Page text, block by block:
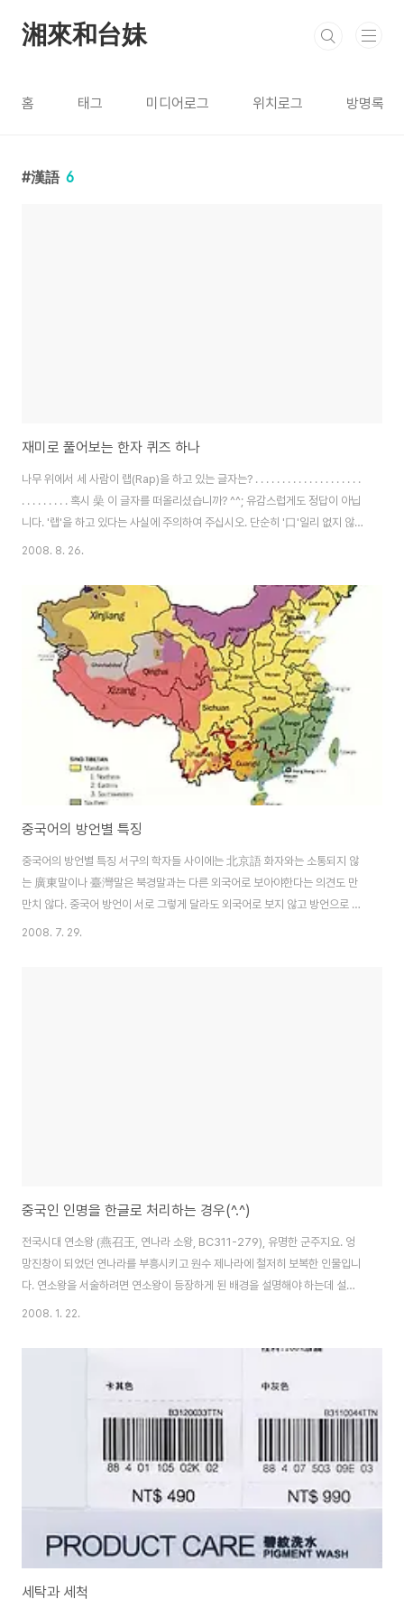
湘來和台妹
홈 태그 미디어로그 위치로그 방명록
漢語 6
재미로 풀어보는 한자 퀴즈 하나
나무 위에서 세 사람이 랩(Rap)을 하고 있는 글자는? . . . . . . . . . . . . . . . . . . . .
. . . . . . . . . 혹시 喿 이 글자를 떠올리셨습니까? ^^; 유감스럽게도 정답이 아닙
니다. '랩'을 하고 있다는 사실에 주의하여 주십시오. 단순히 '口'일리 없지 않습
니까? 한 가지 힌트를 드린다면... 중국어 발음으로 생각을 해보셔야 답이 나온
심사숙고를! . . . . . . . . . . . 좌절하지 마십시오! 사실 간단한 문제입니다! . . . . . .
. . . . . . . . . . . . . . 정답 발표! 桑 나무 위에서 "又[you4]! ..
2008. 8. 26.
중국어의 방언별 특징
중국어의 방언별 특징 서구의 학자들 사이에는 北京語 화자와는 소통되지 않
는 廣東말이나 臺灣말은 북경말과는 다른 외국어로 보아야한다는 의견도 만
만치 않다. 중국어 방언이 서로 그렇게 달라도 외국어로 보지 않고 방언으로 보
는 주요한 이유는 우선 정치적으로 중국이라는 통일체를 지속해온 지 오래되었
2008. 7. 29.
중국인 인명을 한글로 처리하는 경우(^.^)
전국시대 연소왕 (燕召王, 연나라 소왕, BC311-279), 유명한 군주지요. 엉
망진창이 되었던 연나라를 부흥시키고 원수 제나라에 철저히 보복한 인물입니
다. 연소왕을 서술하려면 연소왕이 등장하게 된 배경을 설명해야 하는데 설명
하는 가운데 조금 처리하기가 난감한 인명이 등장합니다. 다음 인용문을 보시
임금 순임금 시절에 현자에게 왕위를 선양했던 사례를 본받아 자지에게 왕위를
을 엉망으로 처리하여 연나라는 대혼란에 빠졌고 백성들은 불안에 떨었다. 태
자 평(平)은 장군 불피(巿被)와 밀모하여 궁궐을 포위하고 자지를 공격하였다.
2008. 1. 22.
세탁과 세척